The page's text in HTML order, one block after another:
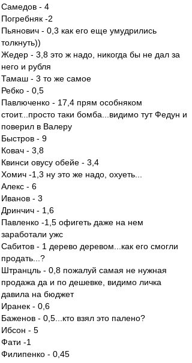
Самедов - 4
Погребняк -2
Пьянович - 0,3 как его еще умудрились
толкнуть))
Жедер - 3,8 это ж надо, никогда бы не дал за
него и рубля
Тамаш - 3 то же самое
Ребко - 0,5
Павлюченко - 17,4 прям особняком
стоит...просто таки бомба...видимо тут Федун и
поверил в Валеру
Быстров - 9
Ковач - 3,8
Квинси овусу обейе - 3,4
Хомич -1,3 ну это же надо, охуеть...
Алекс - 6
Иванов - 3
Дринчич - 1,6
Павленко -1,5 офигеть даже на нем
заработали ужс
Сабитов - 1 дерево деревом...как его смогли
продать...?
Штранцль - 0,8 пожалуй самая не нужная
продажа да и по дешевке, видимо личка
давила на бюджет
Иранек - 0,6
Баженов - 0,5...кто взял это палено?
Ибсон - 5
Фати -1
Филипенко - 0,45